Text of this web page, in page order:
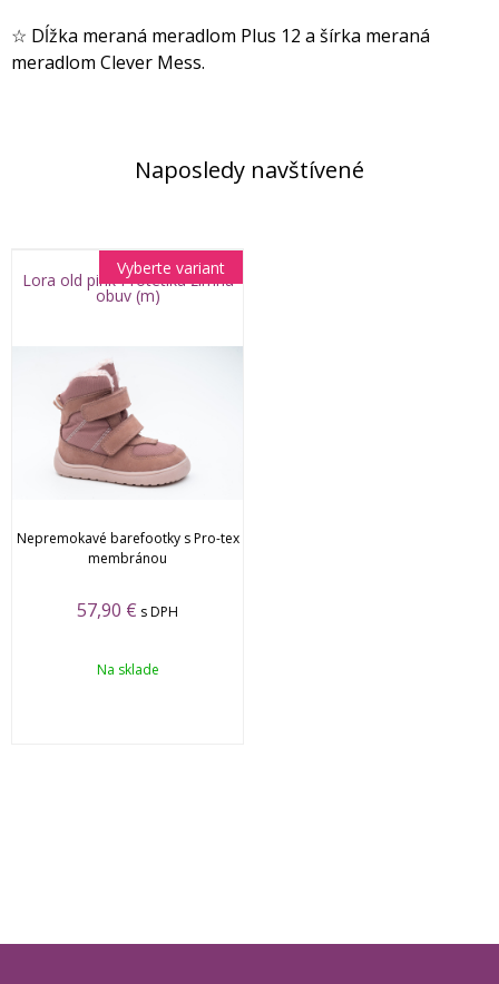
☆ Dĺžka meraná meradlom Plus 12 a šírka meraná
meradlom Clever Mess.
Naposledy navštívené
Lora old pink Protetika zimná
obuv (m)
Nepremokavé barefootky s Pro-tex
membránou
57,90 € s DPH
Vyberte variant
Na sklade